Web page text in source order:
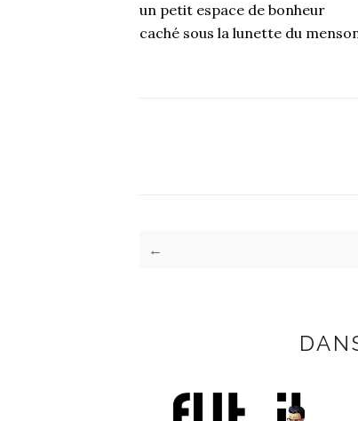
un petit espace de bonheur
caché sous la lunette du
←